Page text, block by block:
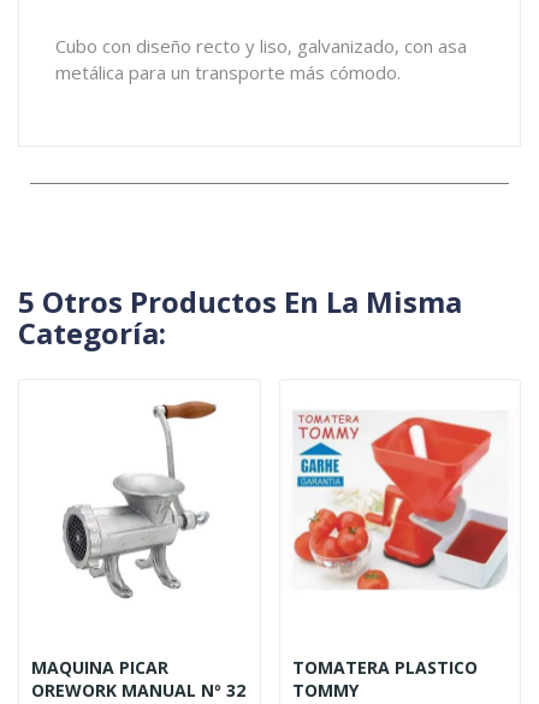
Cubo con diseño recto y liso, galvanizado, con asa
metálica para un transporte más cómodo.
5 Otros Productos En La Misma
Categoría:
MAQUINA PICAR
OREWORK MANUAL Nº 32
TOMATERA PLASTICO
TOMMY